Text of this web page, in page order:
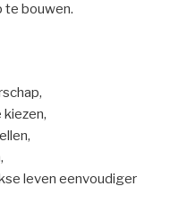
te bouwen.
leven eenvoudiger